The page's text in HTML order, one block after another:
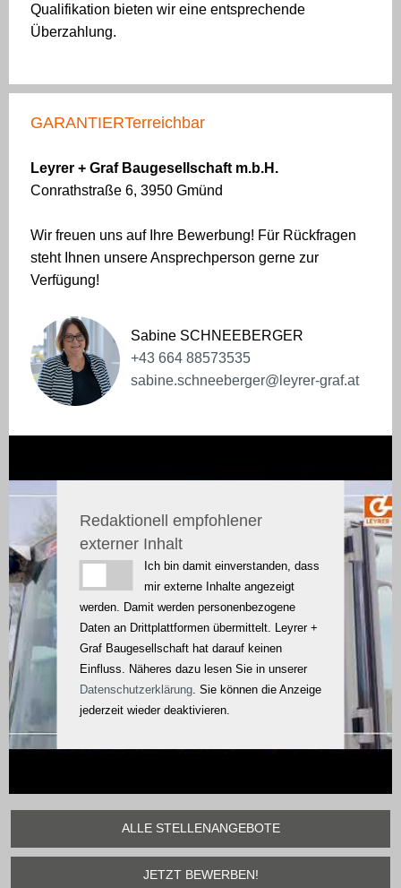
Qualifikation bieten wir eine entsprechende
Überzahlung.
GARANTIERTerreichbar
Leyrer + Graf Baugesellschaft m.b.H.
Conrathstraße 6, 3950 Gmünd
Wir freuen uns auf Ihre Bewerbung! Für Rückfragen
steht Ihnen unsere Ansprechperson gerne zur
Verfügung!
Sabine SCHNEEBERGER
+43 664 88573535
sabine.schneeberger@leyrer-graf.at
Redaktionell empfohlener
externer Inhalt
Ich bin damit einverstanden, dass
mir externe Inhalte angezeigt
werden. Damit werden personenbezogene
Daten an Drittplattformen übermittelt. Leyrer +
Graf Baugesellschaft hat darauf keinen
Einfluss. Näheres dazu lesen Sie in unserer
Datenschutzerklärung. Sie können die Anzeige
jederzeit wieder deaktivieren.
ALLE STELLENANGEBOTE
JETZT BEWERBEN!